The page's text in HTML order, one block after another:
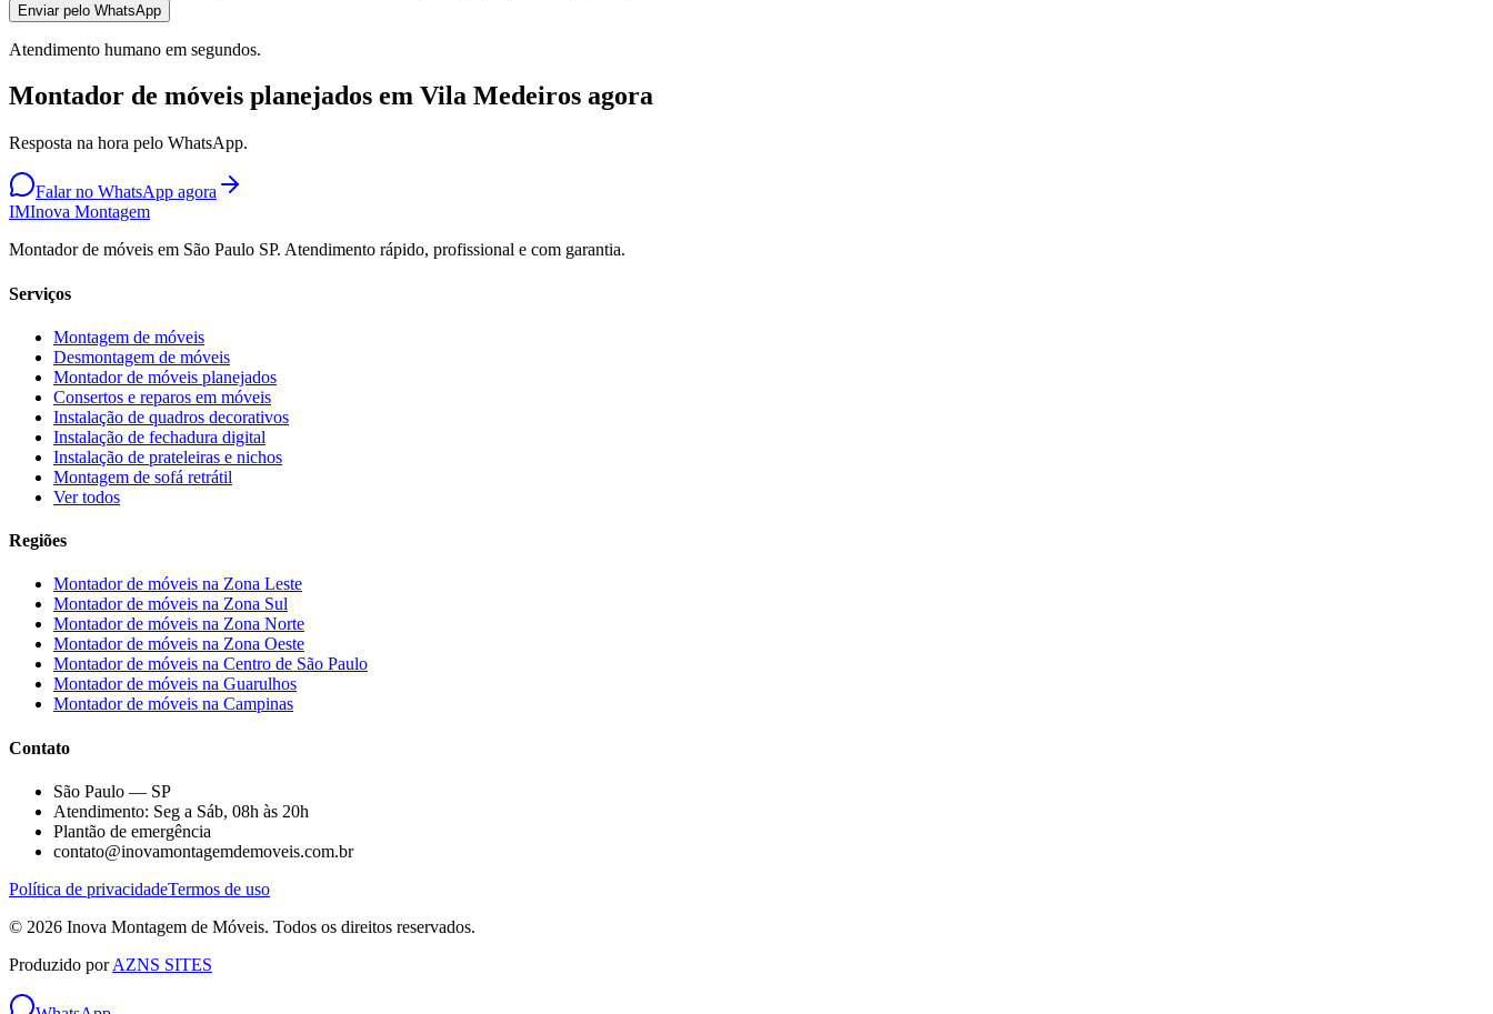
Enviar pelo WhatsApp
Atendimento humano em segundos.
Montador de móveis planejados em Vila Medeiros agora
Resposta na hora pelo WhatsApp.
Falar no WhatsApp agora
IMInova Montagem
Montador de móveis em São Paulo SP. Atendimento rápido, profissional e com garantia.
Serviços
Montagem de móveis
Desmontagem de móveis
Montador de móveis planejados
Consertos e reparos em móveis
Instalação de quadros decorativos
Instalação de fechadura digital
Instalação de prateleiras e nichos
Montagem de sofá retrátil
Ver todos
Regiões
Montador de móveis na Zona Leste
Montador de móveis na Zona Sul
Montador de móveis na Zona Norte
Montador de móveis na Zona Oeste
Montador de móveis na Centro de São Paulo
Montador de móveis na Guarulhos
Montador de móveis na Campinas
Contato
São Paulo — SP
Atendimento: Seg a Sáb, 08h às 20h
Plantão de emergência
contato@inovamontagemdemoveis.com.br
Política de privacidadeTermos de uso
© 2026 Inova Montagem de Móveis. Todos os direitos reservados.
Produzido porAZNS SITES